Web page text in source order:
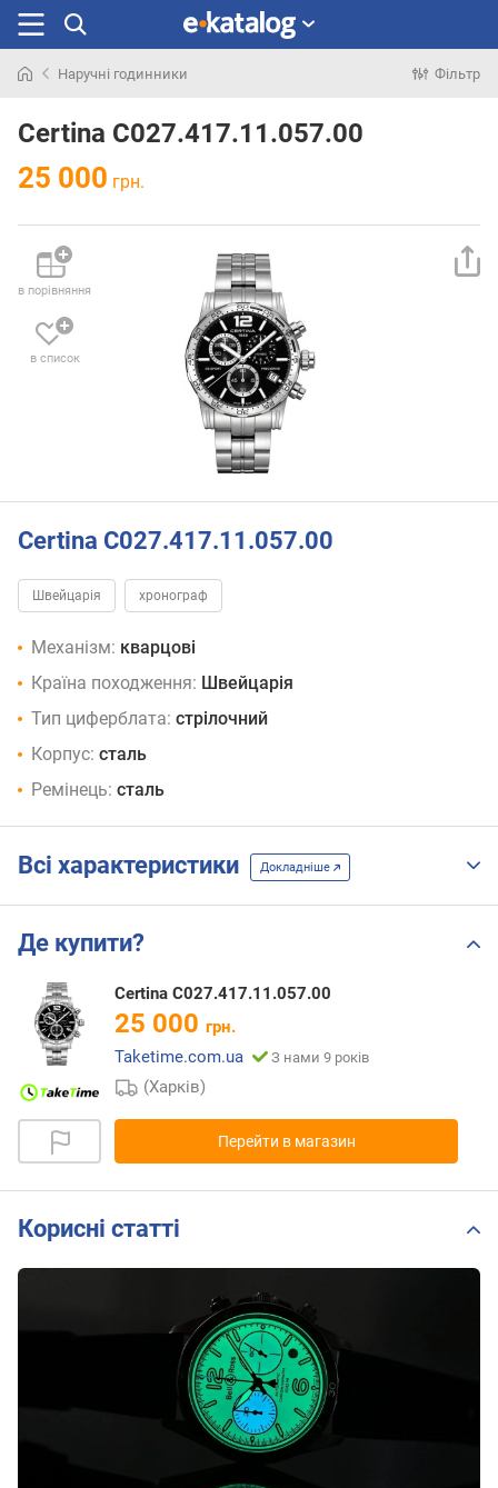
раніше
Наручні годинники Фільтр
Certina C027.417.11.057.00
25 000 грн.
в порівняння
в список
Certina C027.417.11.057.00
Швейцарія хронограф
Механізм: кварцові
Країна походження: Швейцарія
Тип циферблата: стрілочний
Корпус: сталь
Ремінець: сталь
Всі характеристики Докладніше
Де купити?
Certina C027.417.11.057.00
25 000 грн.
Taketime.com.ua
З нами 9 років
(Харків)
Перейти в магазин
Корисні статті